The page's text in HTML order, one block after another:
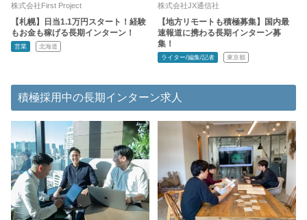
株式会社First Project
【札幌】日当1.1万円スタート！経験
もお金も稼げる長期インターン！
営業 北海道
株式会社JX通信社
【地方リモートも積極募集】国内最
速報道に携わる長期インターン募
集！
ライター/編集/記者 東京都
積極採用中の長期インターン求人